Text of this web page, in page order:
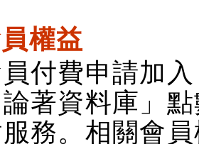
權益
付費申請加
論著資料庫」
務。相關會